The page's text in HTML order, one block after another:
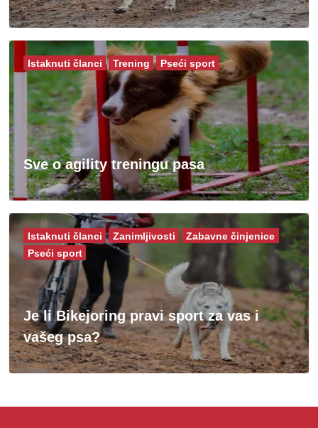
Sve o agility treningu pasa
Istaknuti članci Trening Pseći sport
Je li Bikejoring pravi sport za vas i
vašeg psa?
Istaknuti članci Zanimljivosti
Zabavne činjenice
Pseći sport